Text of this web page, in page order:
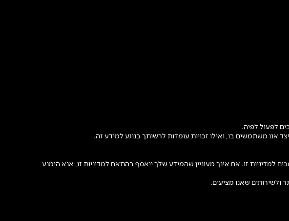
למדיניות זו. אם אינך מעוניין שהמידע שלך ייאסף בהתאם למדיניות זו, אנא הימנע